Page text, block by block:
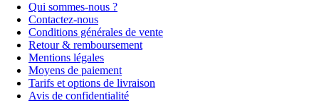
Qui sommes-nous ?
Contactez-nous
Conditions générales de vente
Retour & remboursement
Mentions légales
Moyens de paiement
Tarifs et options de livraison
Avis de confidentialité